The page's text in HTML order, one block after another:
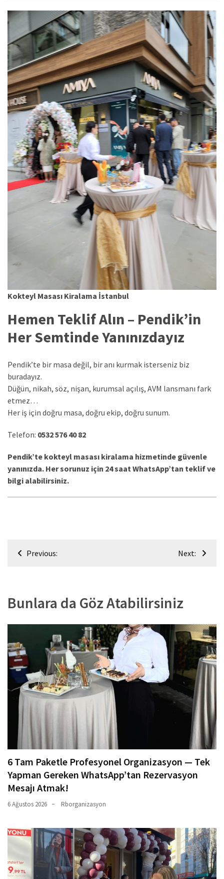
Kokteyl Masası Kiralama İstanbul
Hemen Teklif Alın – Pendik’in
Her Semtinde Yanınızdayız
Pendik’te bir masa değil, bir anı kurmak isterseniz biz
buradayız.
Düğün, nikah, söz, nişan, kurumsal açılış, AVM lansmanı fark
etmez…
Her iş için doğru masa, doğru ekip, doğru sunum.
Telefon: 0532 576 40 82
Pendik’te kokteyl masası kiralama hizmetinde güvenle
yanınızda. Her sorunuz için 24 saat WhatsApp’tan teklif ve
bilgi alabilirsiniz.
YazıPrevious: Next:
Bunlara da Göz Atabilirsiniz
6 Tam Paketle Profesyonel Organizasyon — Tek
Yapman Gereken WhatsApp’tan Rezervasyon
Mesajı Atmak!
6 Ağustos 2026 Rborganizasyon